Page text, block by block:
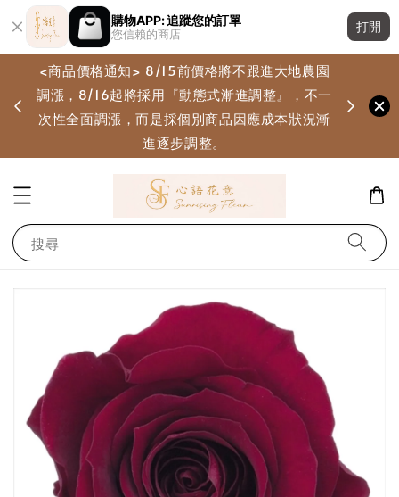
購物APP: 追蹤您的訂單
您信賴的商店
打開
<商品價格通知> 8/15前價格將不跟進大地農園
調漲，8/16起將採用『動態式漸進調整』，不一
次性全面調漲，而是採個別商品因應成本狀況漸
進逐步調整。
搜尋